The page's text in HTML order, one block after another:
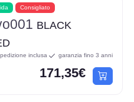
Consigliato
BLACK
inclusa garanzia fino 3 anni
171,35€